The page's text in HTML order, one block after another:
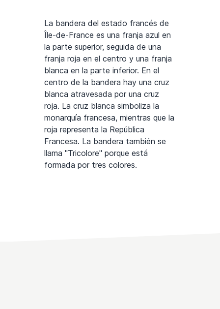
La bandera del estado francés de
Île-de-France es una franja azul en
la parte superior, seguida de una
franja roja en el centro y una franja
blanca en la parte inferior. En el
centro de la bandera hay una cruz
blanca atravesada por una cruz
roja. La cruz blanca simboliza la
monarquía francesa, mientras que la
roja representa la República
Francesa. La bandera también se
llama "Tricolore" porque está
formada por tres colores.